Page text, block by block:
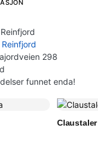
Reinfjord
Reinfjord
298
funnet enda!
Claustaler